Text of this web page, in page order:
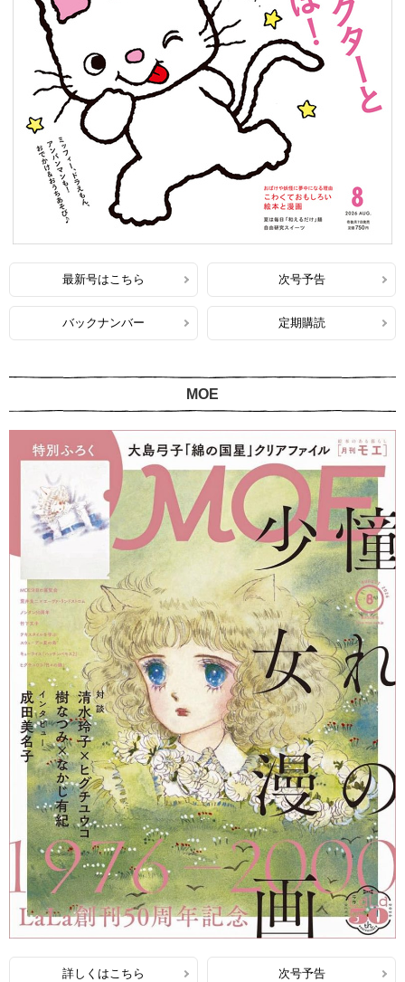
最新号はこちら 次号予告
バックナンバー 定期購読
MOE
詳しくはこちら 次号予告